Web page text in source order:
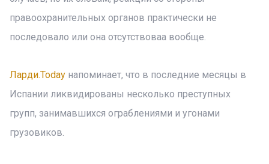
правоохранительных органов практически не
последовало или она отсутствоваа вообще.
Ларди.Today напоминает, что в последние месяцы в
Испании ликвидированы несколько преступных
групп, занимавшихся ограблениями и угонами
грузовиков.